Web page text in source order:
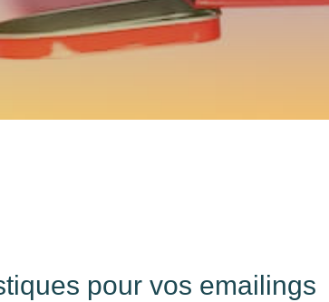
pour vos emailings